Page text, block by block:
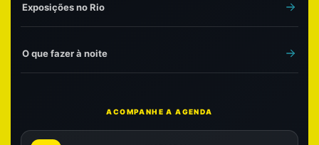
Exposições no Rio
O que fazer à noite
ACOMPANHE A AGENDA